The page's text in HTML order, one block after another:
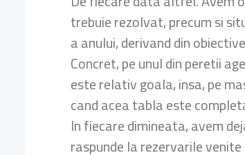
trebuie rezolvat, precum si
a anului, derivand din
Concret, pe unul din peretii
este relativ goala, insa, pe
cand acea tabla este
In fiecare dimineata, avem
raspunde la rezervarile